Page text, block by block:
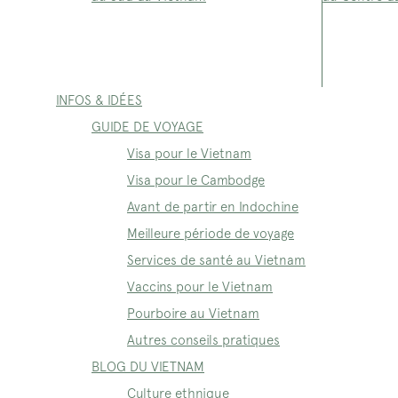
INFOS & IDÉES
GUIDE DE VOYAGE
Visa pour le Vietnam
Visa pour le Cambodge
Avant de partir en Indochine
Meilleure période de voyage
Services de santé au Vietnam
Vaccins pour le Vietnam
Pourboire au Vietnam
Autres conseils pratiques
BLOG DU VIETNAM
Culture ethnique